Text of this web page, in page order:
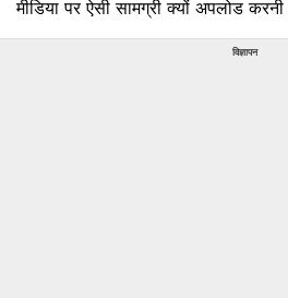
मीडिया पर ऐसी सामग्री क्यों अपलोड करनी
विज्ञापन